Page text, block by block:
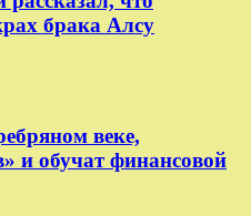
брака Алсу
веке,
и обучат финансовой